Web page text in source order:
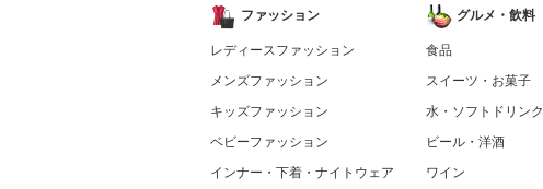
ファッション
レディースファッション
メンズファッション
キッズファッション
ベビーファッション
インナー・下着・ナイトウェア
グルメ・飲料
食品
スイーツ・お菓子
水・ソフトドリンク
ビール・洋酒
ワイン